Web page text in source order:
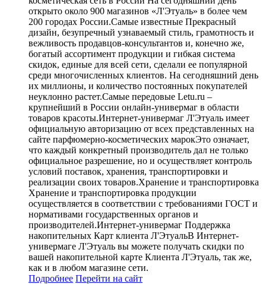
открыто около 900 магазинов «Л'Этуаль» в более чем
200 городах России.Самые известные Прекрасный
дизайн, безупречный узнаваемый стиль, грамотность и
вежливость продавцов-консультантов и, конечно же,
богатый ассортимент продукции и гибкая система
скидок, единые для всей сети, сделали ее популярной
среди многочисленных клиентов. На сегодняшний день
их миллионы, и количество постоянных покупателей
неуклонно растет.Самые передовые Letu.ru –
крупнейший в России онлайн-универмаг в области
товаров красоты.Интернет-универмаг Л'Этуаль имеет
официальную авторизацию от всех представленных на
сайте парфюмерно-косметических марокЭто означает,
что каждый конкретный производитель дал не только
официальное разрешение, но и осуществляет контроль
условий поставок, хранения, транспортировки и
реализации своих товаров.Хранение и транспортировка
Хранение и транспортировка продукции
осуществляется в соответствии с требованиями ГОСТ и
нормативами государственных органов и
производителей.Интернет-универмаг Поддержка
накопительных Карт клиента Л'ЭтуальВ Интернет-
универмаге Л'Этуаль вы можете получать скидки по
вашей накопительной карте Клиента Л'Этуаль, так же,
как и в любом магазине сети.
Подробнее Перейти на сайт